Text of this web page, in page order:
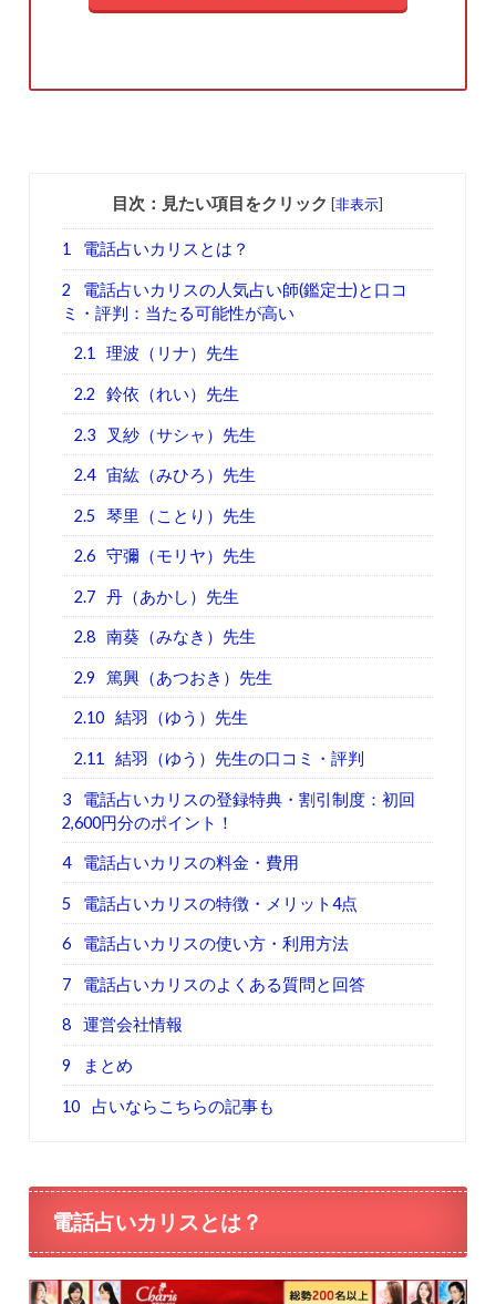
目次：見たい項目をクリック [非表示]
1 電話占いカリスとは？
2
電話占いカリスの人気占い師(鑑定士)と口コ
ミ・評判：当たる可能性が高い
2.1 理波（リナ）先生
2.2 鈴依（れい）先生
2.3 叉紗（サシャ）先生
2.4 宙紘（みひろ）先生
2.5 琴里（ことり）先生
2.6 守彌（モリヤ）先生
2.7 丹（あかし）先生
2.8 南葵（みなき）先生
2.9 篤興（あつおき）先生
2.10 結羽（ゆう）先生
2.11 結羽（ゆう）先生の口コミ・評判
3
電話占いカリスの登録特典・割引制度：初回
2,600円分のポイント！
4 電話占いカリスの料金・費用
5 電話占いカリスの特徴・メリット4点
6 電話占いカリスの使い方・利用方法
7 電話占いカリスのよくある質問と回答
8 運営会社情報
9 まとめ
10 占いならこちらの記事も
電話占いカリスとは？